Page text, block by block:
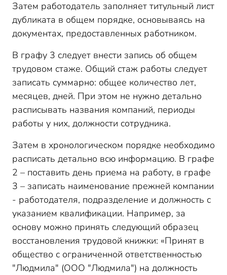
Затем работодатель заполняет титульный лист
дубликата в общем порядке, основываясь на
документах, предоставленных работником.
В графу 3 следует внести запись об общем
трудовом стаже. Общий стаж работы следует
записать суммарно: общее количество лет,
месяцев, дней. При этом не нужно детально
расписывать названия компаний, периоды
работы у них, должности сотрудника.
Затем в хронологическом порядке необходимо
расписать детально всю информацию. В графе
2 – поставить день приема на работу, в графе
3 – записать наименование прежней компании
- работодателя, подразделение и должность с
указанием квалификации. Например, за
основу можно принять следующий образец
восстановления трудовой книжки: «Принят в
общество с ограниченной ответственностью
"Людмила" (ООО "Людмила") на должность